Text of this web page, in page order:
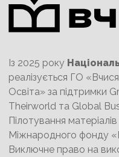
Із 2025 року
реалізується ГО
Освіта» за підтримки
Theirworld та Global
Пілотування
Міжнародного фонду
Виключне право на